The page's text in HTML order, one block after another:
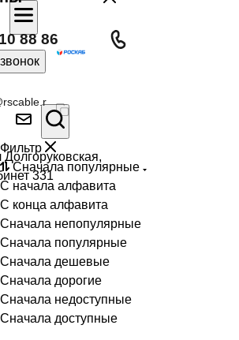
88 86
331
Фильтр
Сначала популярные
С начала алфавита
С конца алфавита
Сначала непопулярные
Сначала популярные
Сначала дешевые
Сначала дорогие
Сначала недоступные
Сначала доступные